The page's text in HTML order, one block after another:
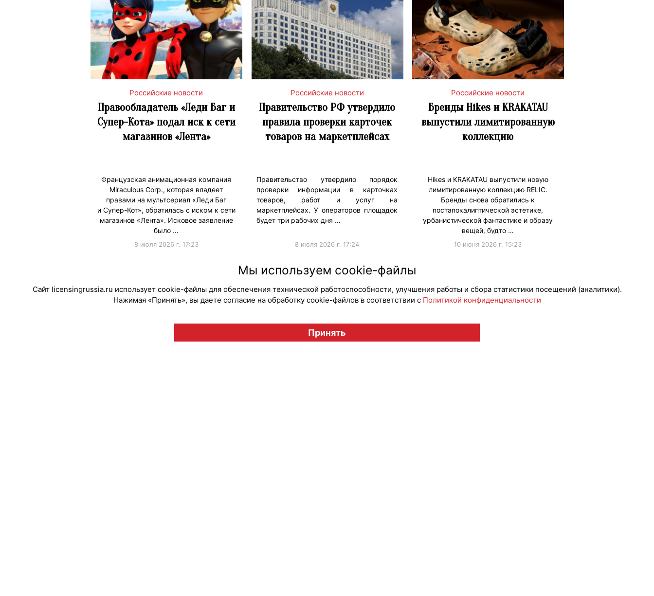
Российские новости
Правообладатель «Леди Баг и
Супер-Кота» подал иск к сети
магазинов «Лента»
Французская анимационная компания
Miraculous Corp., которая владеет
правами на мультсериал «Леди Баг
и Супер-Кот», обратилась с иском к сети
магазинов «Лента». Исковое заявление
было …
8 июля 2026 г. 17:23
Российские новости
Правительство РФ утвердило
правила проверки карточек
товаров на маркетплейсах
Правительство утвердило порядок
проверки информации в карточках
товаров, работ и услуг на
маркетплейсах. У операторов площадок
будет три рабочих дня …
8 июля 2026 г. 17:24
Российские новости
Бренды Hikes и KRAKATAU
выпустили лимитированную
коллекцию
Hikes и KRAKATAU выпустили новую
лимитированную коллекцию RELIC.
Бренды снова обратились к
постапокалиптической эстетике,
урбанистической фантастике и образу
вещей, будто …
10 июня 2026 г. 15:23
© "Вестник лицензионного рынка", licensingrussia.ru, 2009-2026 12+
Мы используем cookie-файлы
Сайт licensingrussia.ru использует cookie-файлы для обеспечения технической работоспособности, улучшения работы и сбора статистики посещений (аналитики).
Нажимая «Принять», вы даете согласие на обработку cookie-файлов в соответствии с Политикой конфиденциальности
Принять